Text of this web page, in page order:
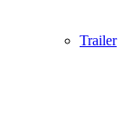
Trailer